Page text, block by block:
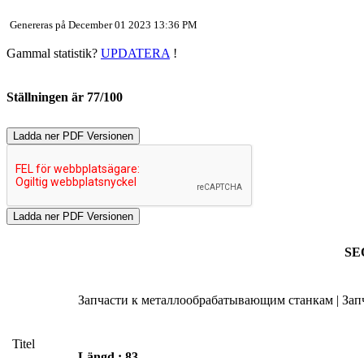
Genereras på December 01 2023 13:36 PM
Gammal statistik? UPDATERA !
Ställningen är 77/100
Ladda ner PDF Versionen
Titel
Запчасти к металлообрабатывающим станкам |